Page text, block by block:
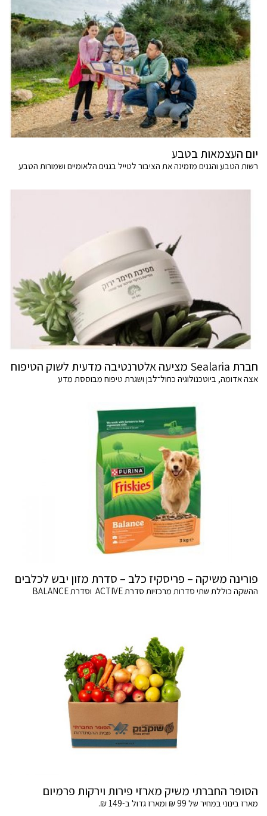
יום העצמאות בטבע
רשות הטבע והגנים מזמינה את הציבור לטייל בגנים הלאומיים ושמורות הטבע
חברת Sealaria מציעה אלטרנטיבה מדעית לשוק הטיפוח
אצה אדומה, ביוטכנולוגיה כחול־לבן ושגרת טיפוח מבוססת מדע
פורינה משיקה – פריסקיז כלב – סדרת מזון יבש לכלבים
ההשקה כוללת שתי סדרות מרכזיות סדרת ACTIVE וסדרת BALANCE
הסופר החברתי משיק מארזי פירות וירקות פרמיום
מארז בינוני במחיר של 99 ₪ ומארז גדול ב-149 ₪.